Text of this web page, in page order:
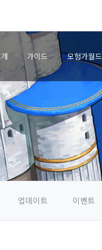
가이드 모험가월드
업데이트 이벤트